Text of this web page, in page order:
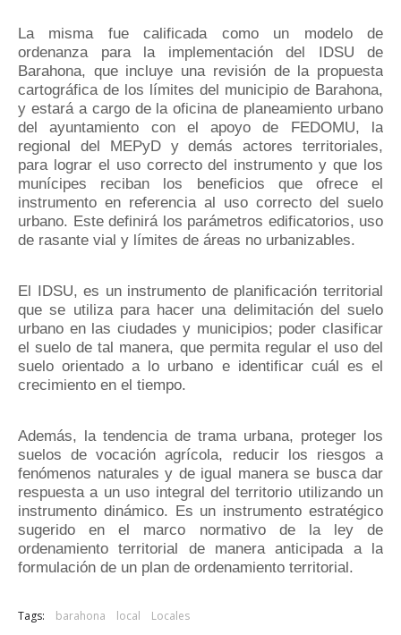
La misma fue calificada como un modelo de
ordenanza para la implementación del IDSU de
Barahona, que incluye una revisión de la propuesta
cartográfica de los límites del municipio de Barahona,
y estará a cargo de la oficina de planeamiento urbano
del ayuntamiento con el apoyo de FEDOMU, la
regional del MEPyD y demás actores territoriales,
para lograr el uso correcto del instrumento y que los
munícipes reciban los beneficios que ofrece el
instrumento en referencia al uso correcto del suelo
urbano. Este definirá los parámetros edificatorios, uso
de rasante vial y límites de áreas no urbanizables.
El IDSU, es un instrumento de planificación territorial
que se utiliza para hacer una delimitación del suelo
urbano en las ciudades y municipios; poder clasificar
el suelo de tal manera, que permita regular el uso del
suelo orientado a lo urbano e identificar cuál es el
crecimiento en el tiempo.
Además, la tendencia de trama urbana, proteger los
suelos de vocación agrícola, reducir los riesgos a
fenómenos naturales y de igual manera se busca dar
respuesta a un uso integral del territorio utilizando un
instrumento dinámico. Es un instrumento estratégico
sugerido en el marco normativo de la ley de
ordenamiento territorial de manera anticipada a la
formulación de un plan de ordenamiento territorial.
Tags: barahona local Locales